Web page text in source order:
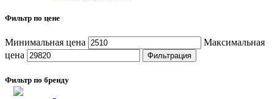
Фильтр по цене
Минимальная цена
Максимальная
цена
Фильтрация
Фильтр по бренду